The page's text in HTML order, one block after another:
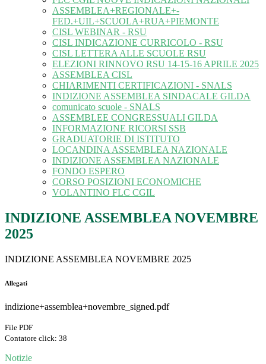
ASSEMBLEA+REGIONALE+-
FED.+UIL+SCUOLA+RUA+PIEMONTE
CISL WEBINAR - RSU
CISL INDICAZIONE CURRICOLO - RSU
CISL LETTERA ALLE SCUOLE RSU
ELEZIONI RINNOVO RSU 14-15-16 APRILE 2025
ASSEMBLEA CISL
CHIARIMENTI CERTIFICAZIONI - SNALS
INDIZIONE ASSEMBLEA SINDACALE GILDA
comunicato scuole - SNALS
ASSEMBLEE CONGRESSUALI GILDA
INFORMAZIONE RICORSI SSB
GRADUATORIE DI ISTITUTO
LOCANDINA ASSEMBLEA NAZIONALE
INDIZIONE ASSEMBLEA NAZIONALE
FONDO ESPERO
CORSO POSIZIONI ECONOMICHE
VOLANTINO FLC CGIL
INDIZIONE ASSEMBLEA NOVEMBRE
2025
INDIZIONE ASSEMBLEA NOVEMBRE 2025
Allegati
indizione+assemblea+novembre_signed.pdf
File PDF
Contatore click: 38
Notizie